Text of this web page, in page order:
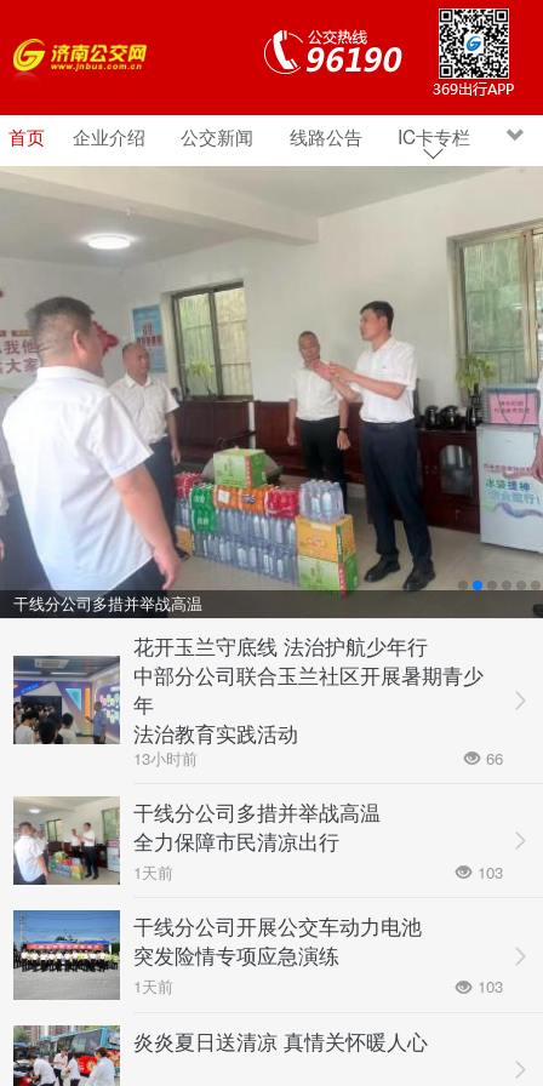
首页 企业介绍 公交新闻 线路公告 IC卡专栏
干线分公司多措并举战高温
花开玉兰守底线 法治护航少年行
中部分公司联合玉兰社区开展暑期青少
年
法治教育实践活动
13小时前 66
干线分公司多措并举战高温
全力保障市民清凉出行
1天前 103
干线分公司开展公交车动力电池
突发险情专项应急演练
1天前 103
炎炎夏日送清凉 真情关怀暖人心